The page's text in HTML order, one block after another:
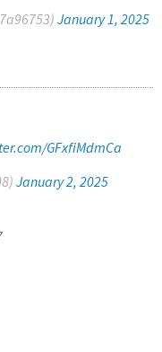
January 1, 2025
GFxfiMdmCa
January 2, 2025